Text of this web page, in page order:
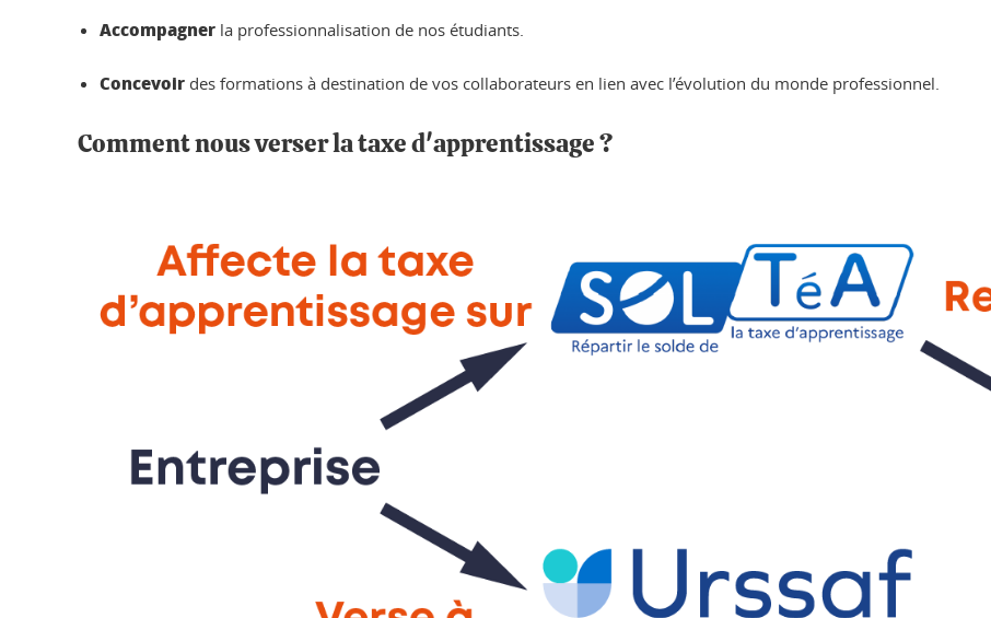
Accompagner la professionnalisation de nos étudiants.
Concevoir des formations à destination de vos collaborateurs en lien avec l’évolution du monde professionnel.
Comment nous verser la taxe d'apprentissage ?